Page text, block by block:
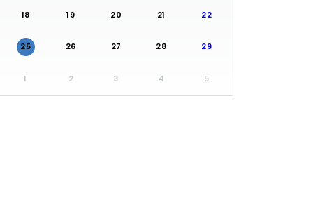
18 19 20 21 22
25 26 27 28 29
1 2 3 4 5